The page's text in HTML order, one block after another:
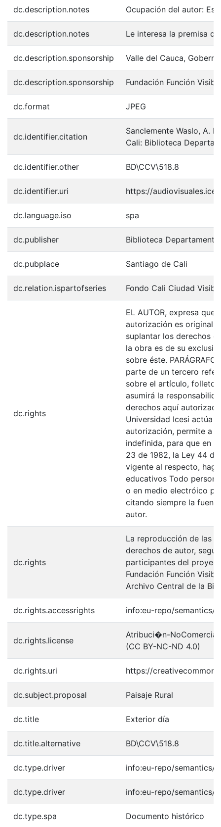
dc.description.notes Ocupación del autor:
dc.description.notes Le interesa la premisa
dc.description.sponsorship Valle del Cauca,
dc.description.sponsorship Fundación Función
dc.format JPEG
dc.identifier.citation
Sanclemente Waslo, A.
Cali: Biblioteca
dc.identifier.other BD\CCV\518.8
dc.identifier.uri https://
dc.language.iso spa
dc.publisher Biblioteca
dc.pubplace Santiago de Cali
dc.relation.ispartofseries Fondo Cali Ciudad
dc.rights
EL AUTOR, expresa
autorización es original
suplantar los derechos
la obra es de su
sobre éste.
parte de un tercero
sobre el artículo, folleto
asumirá la
derechos aquí
Universidad Icesi actúa
autorización, permite a
indefinida, para que en
23 de 1982, la Ley 44
vigente al respecto,
educativos Todo
o en medio electróico
citando siempre la
autor.
dc.rights
La reproducción de las
derechos de autor,
participantes del
Fundación Función
Archivo Central de la
dc.rights.accessrights info:eu-repo/semantics/
dc.rights.license
Atribuci�n-
(CC BY-NC-ND 4.0)
dc.rights.uri https://
dc.subject.proposal Paisaje Rural
dc.title Exterior día
dc.title.alternative BD\CCV\518.8
dc.type.driver info:eu-repo/semantics/
dc.type.driver info:eu-repo/semantics/
dc.type.spa Documento histórico